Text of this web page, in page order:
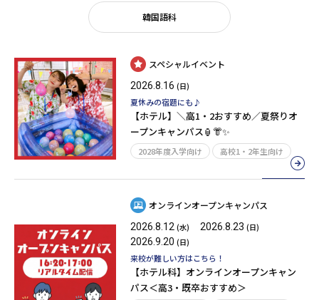
韓国語科
スペシャルイベント
2026.8.16 (日)
夏休みの宿題にも♪
【ホテル】＼高1・2おすすめ／夏祭りオ
ープンキャンパス🏮👘✨
2028年度入学向け 高校1・2年生向け
オンラインオープンキャンパス
2026.8.12 (水) 2026.8.23 (日)
2026.9.20 (日)
来校が難しい方はこちら！
【ホテル科】オンラインオープンキャン
パス＜高3・既卒おすすめ＞